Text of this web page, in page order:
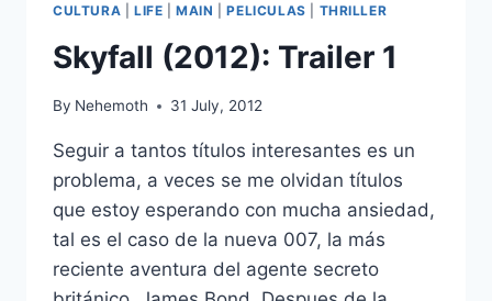
CULTURA
LIFE |MAIN |PELICULAS THRILLER
Skyfall (2012): Trailer 1
By Nehemoth 31 July, 2012
Seguir a tantos títulos interesantes es un
problema, a veces se me olvidan títulos
que estoy esperando con mucha ansiedad,
tal es el caso de la nueva 007, la más
reciente aventura del agente secreto